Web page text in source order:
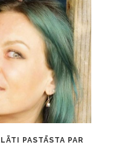
PASTĀSTA PAR